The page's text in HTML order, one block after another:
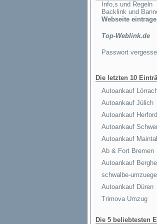
Info,s und Regeln
Backlink und
Webseite
Top-Weblink.de
Passwort
Die letzten 10
Autoankauf
Autoankauf Jülich
Autoankauf Herford
Autoankauf
Autoankauf Maintal
Ab & Fort Bremen
Autoankauf
schwalbe-umzuege
Autoankauf Düren
Trimova Umzug
Die 5 beliebtesten